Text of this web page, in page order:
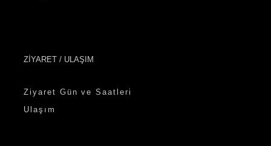
ZİYARET / ULAŞIM
Ziyaret Gün ve Saatleri
Ulaşım